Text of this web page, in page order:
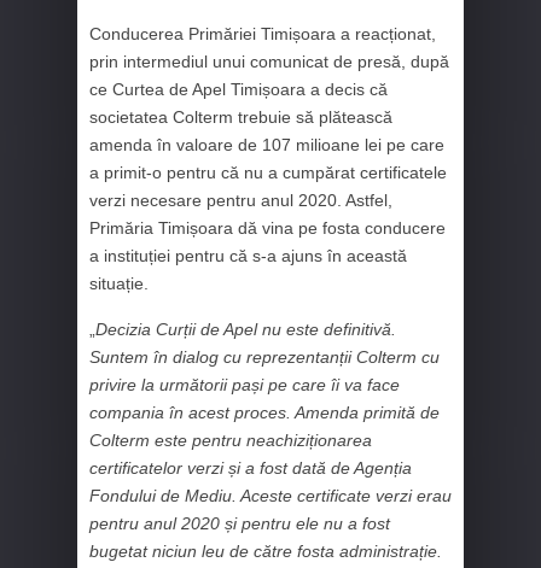
Conducerea Primăriei Timișoara a reacționat,
prin intermediul unui comunicat de presă, după
ce Curtea de Apel Timișoara a decis că
societatea Colterm trebuie să plătească
amenda în valoare de 107 milioane lei pe care
a primit-o pentru că nu a cumpărat certificatele
verzi necesare pentru anul 2020. Astfel,
Primăria Timișoara dă vina pe fosta conducere
a instituției pentru că s-a ajuns în această
situație.
„Decizia Curții de Apel nu este definitivă.
Suntem în dialog cu reprezentanții Colterm cu
privire la următorii pași pe care îi va face
compania în acest proces. Amenda primită de
Colterm este pentru neachiziționarea
certificatelor verzi și a fost dată de Agenția
Fondului de Mediu. Aceste certificate verzi erau
pentru anul 2020 și pentru ele nu a fost
bugetat niciun leu de către fosta administrație.